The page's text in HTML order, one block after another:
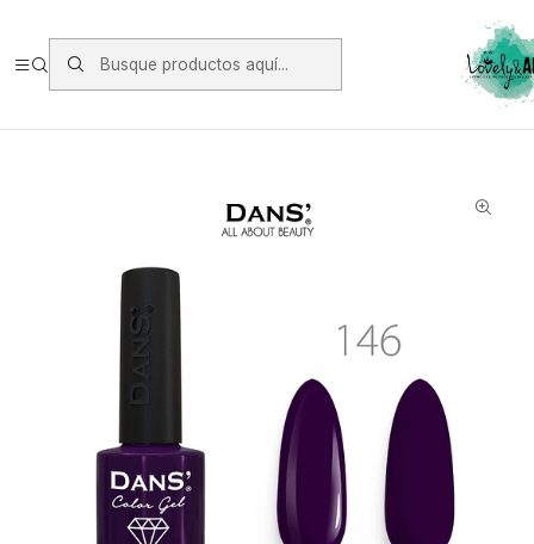
https://www.starken.cl/
Esmalte Dans 146